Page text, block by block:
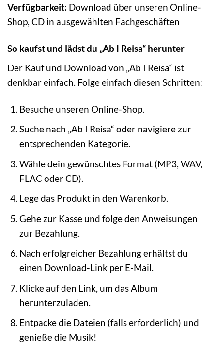
Verfügbarkeit: Download über unseren Online-
Shop, CD in ausgewählten Fachgeschäften
So kaufst und lädst du „Ab I Reisa“ herunter
Der Kauf und Download von „Ab I Reisa“ ist
denkbar einfach. Folge einfach diesen Schritten:
Besuche unseren Online-Shop.
Suche nach „Ab I Reisa“ oder navigiere zur
entsprechenden Kategorie.
Wähle dein gewünschtes Format (MP3, WAV,
FLAC oder CD).
Lege das Produkt in den Warenkorb.
Gehe zur Kasse und folge den Anweisungen
zur Bezahlung.
Nach erfolgreicher Bezahlung erhältst du
einen Download-Link per E-Mail.
Klicke auf den Link, um das Album
herunterzuladen.
Entpacke die Dateien (falls erforderlich) und
genieße die Musik!